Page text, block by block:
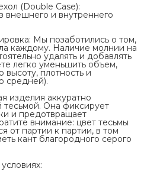
(Double Case):
внешнего и внутреннего
Мы позаботились о том,
каждому. Наличие молнии на
удалять и добавлять
легко уменьшить объем,
высоту, плотность и
средней).
изделия аккуратно
Она фиксирует
и предотвращает
внимание: цвет тесьмы
от партии к партии, в том
кант благородного серого